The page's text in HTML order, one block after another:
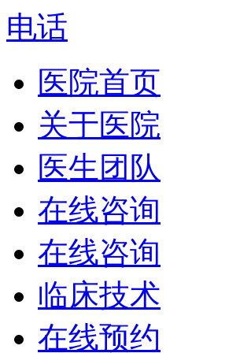
电话
医院首页
关于医院
医生团队
在线咨询
在线咨询
临床技术
在线预约